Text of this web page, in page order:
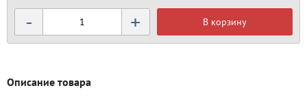
- + В корзину
Описание товара